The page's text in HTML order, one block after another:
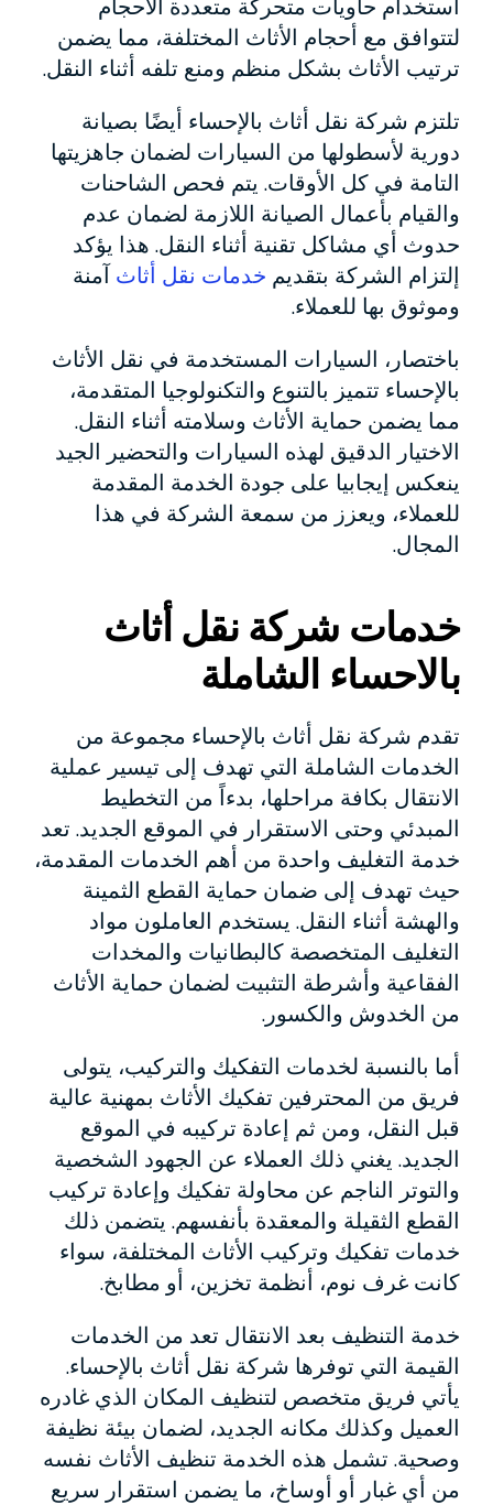
استخدام حاويات متحركة متعددة الأحجام
لتتوافق مع أحجام الأثاث المختلفة، مما يضمن
ترتيب الأثاث بشكل منظم ومنع تلفه أثناء النقل.
تلتزم شركة نقل أثاث بالإحساء أيضًا بصيانة
دورية لأسطولها من السيارات لضمان جاهزيتها
التامة في كل الأوقات. يتم فحص الشاحنات
والقيام بأعمال الصيانة اللازمة لضمان عدم
حدوث أي مشاكل تقنية أثناء النقل. هذا يؤكد
إلتزام الشركة بتقديم خدمات نقل أثاث آمنة
وموثوق بها للعملاء.
باختصار، السيارات المستخدمة في نقل الأثاث
بالإحساء تتميز بالتنوع والتكنولوجيا المتقدمة،
مما يضمن حماية الأثاث وسلامته أثناء النقل.
الاختيار الدقيق لهذه السيارات والتحضير الجيد
ينعكس إيجابيا على جودة الخدمة المقدمة
للعملاء، ويعزز من سمعة الشركة في هذا
المجال.
خدمات شركة نقل أثاث
بالاحساء الشاملة
تقدم شركة نقل أثاث بالإحساء مجموعة من
الخدمات الشاملة التي تهدف إلى تيسير عملية
الانتقال بكافة مراحلها، بدءاً من التخطيط
المبدئي وحتى الاستقرار في الموقع الجديد. تعد
خدمة التغليف واحدة من أهم الخدمات المقدمة،
حيث تهدف إلى ضمان حماية القطع الثمينة
والهشة أثناء النقل. يستخدم العاملون مواد
التغليف المتخصصة كالبطانيات والمخدات
الفقاعية وأشرطة التثبيت لضمان حماية الأثاث
من الخدوش والكسور.
أما بالنسبة لخدمات التفكيك والتركيب، يتولى
فريق من المحترفين تفكيك الأثاث بمهنية عالية
قبل النقل، ومن ثم إعادة تركيبه في الموقع
الجديد. يغني ذلك العملاء عن الجهود الشخصية
والتوتر الناجم عن محاولة تفكيك وإعادة تركيب
القطع الثقيلة والمعقدة بأنفسهم. يتضمن ذلك
خدمات تفكيك وتركيب الأثاث المختلفة، سواء
كانت غرف نوم، أنظمة تخزين، أو مطابخ.
خدمة التنظيف بعد الانتقال تعد من الخدمات
القيمة التي توفرها شركة نقل أثاث بالإحساء.
يأتي فريق متخصص لتنظيف المكان الذي غادره
العميل وكذلك مكانه الجديد، لضمان بيئة نظيفة
وصحية. تشمل هذه الخدمة تنظيف الأثاث نفسه
من أي غبار أو أوساخ، ما يضمن استقرار سريع